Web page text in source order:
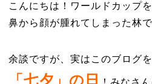
こんにちは！ワールドカップ
鼻から顔が腫れてしまった林
余談ですが、実はこのブログ
「七夕」の日
！みなさ